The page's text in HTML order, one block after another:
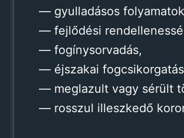
— gyulladásos
— fejlődési
— fogínysorvadás,
— éjszakai
— meglazult vagy sérült
— rosszul illeszkedő